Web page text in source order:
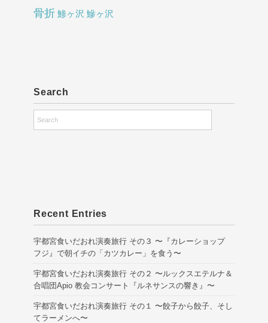
骨折 鯵ヶ沢 鰺ヶ沢
Search
Recent Entries
宇都宮食いだおれ演奏旅行 その３ 〜『カレーショップ
フジ』で朝イチの「カツカレー」を食う〜
宇都宮食いだおれ演奏旅行 その２ 〜ルックスエテルナ＆
合唱団Apio 教会コンサート『ルネサンスの響き』〜
宇都宮食いだおれ演奏旅行 その１ 〜餃子から餃子、そし
てラーメンへ〜